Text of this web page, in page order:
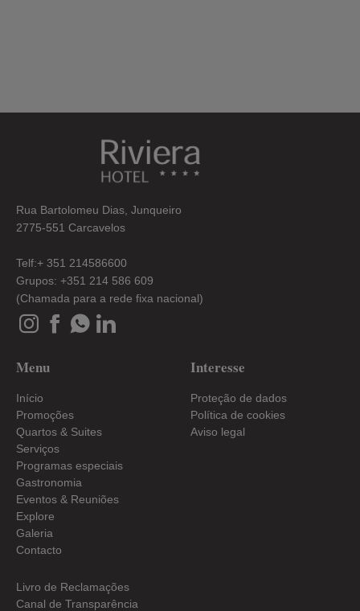
Rua Bartolomeu Dias, Junqueiro
2775-551 Carcavelos
Telf:+ 351 214586600
Grupos: +351 214 586 609
(Chamada para a rede fixa nacional)
Menu
Início
Promoções
Quartos & Suites
Serviços
Programas especiais
Gastronomia
Eventos & Reuniões
Explore
Galeria
Contacto
Interesse
Proteção de dados
Política de cookies
Aviso legal
Livro de Reclamações
Canal de Transparência